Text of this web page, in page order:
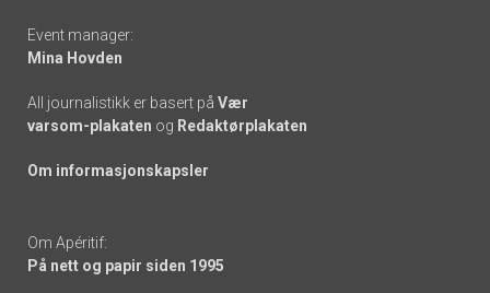
Event manager:
Mina Hovden
All journalistikk er basert på Vær
varsom-plakaten og Redaktørplakaten
Om informasjonskapsler
Om Apéritif:
På nett og papir siden 1995